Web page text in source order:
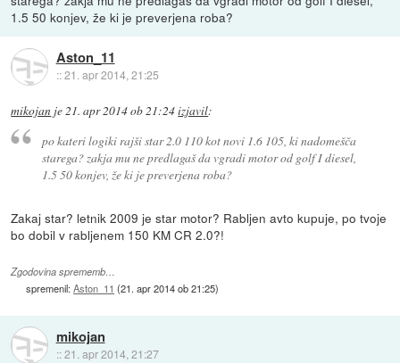
1.5 50 konjev, že ki je preverjena roba?
Aston_11
::21. apr 2014, 21:25
mikojan je21. apr 2014 ob 21:24izjavil:
po kateri logiki rajši star 2.0 110 kot novi 1.6 105, ki nadomešča
starega? zakja mu ne predlagaš da vgradi motor od golf I diesel,
1.5 50 konjev, že ki je preverjena roba?
Zakaj star? letnik 2009 je star motor? Rabljen avto kupuje, po tvoje
bo dobil v rabljenem 150 KM CR 2.0?!
Zgodovina sprememb…
spremenil:Aston_11 (21. apr 2014 ob 21:25)
mikojan
::21. apr 2014, 21:27